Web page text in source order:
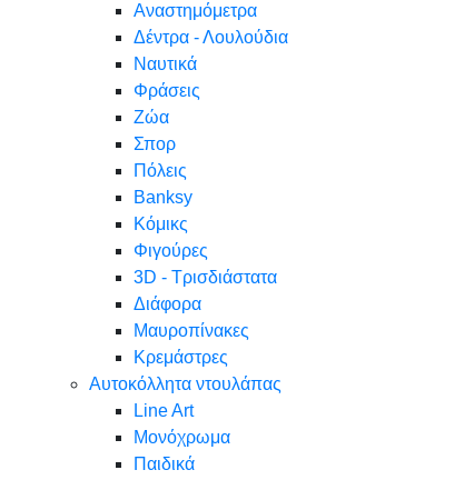
Αναστημόμετρα
Δέντρα - Λουλούδια
Ναυτικά
Φράσεις
Ζώα
Σπορ
Πόλεις
Banksy
Κόμικς
Φιγούρες
3D - Τρισδιάστατα
Διάφορα
Μαυροπίνακες
Κρεμάστρες
Αυτοκόλλητα ντουλάπας
Line Art
Μονόχρωμα
Παιδικά